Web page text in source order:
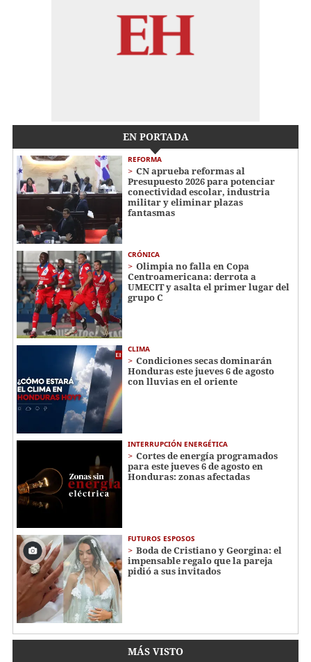
EN PORTADA
REFORMA
CN aprueba reformas al
Presupuesto 2026 para potenciar
conectividad escolar, industria
militar y eliminar plazas
fantasmas
CRÓNICA
Olimpia no falla en Copa
Centroamericana: derrota a
UMECIT y asalta el primer lugar del
grupo C
CLIMA
Condiciones secas dominarán
Honduras este jueves 6 de agosto
con lluvias en el oriente
INTERRUPCIÓN ENERGÉTICA
Cortes de energía programados
para este jueves 6 de agosto en
Honduras: zonas afectadas
FUTUROS ESPOSOS
Boda de Cristiano y Georgina: el
impensable regalo que la pareja
pidió a sus invitados
MÁS VISTO